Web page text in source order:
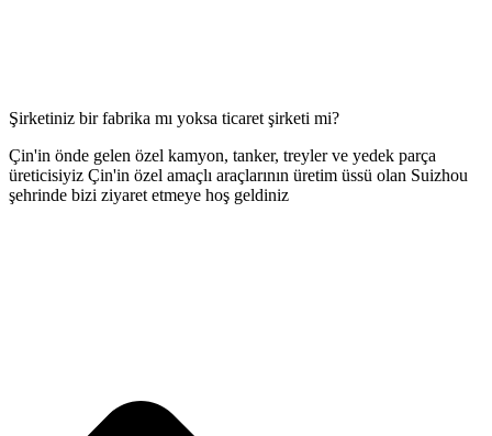
Şirketiniz bir fabrika mı yoksa ticaret şirketi mi?
Çin'in önde gelen özel kamyon, tanker, treyler ve yedek parça
üreticisiyiz Çin'in özel amaçlı araçlarının üretim üssü olan Suizhou
şehrinde bizi ziyaret etmeye hoş geldiniz